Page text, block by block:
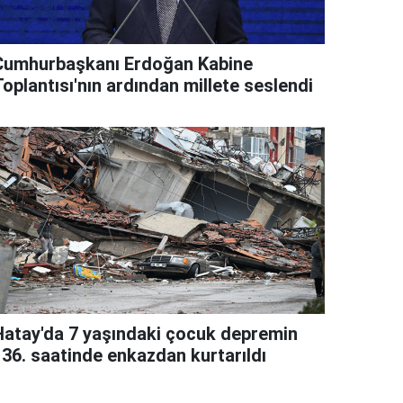
Erdoğan Kabine
ardından millete seslendi
7 yaşındaki çocuk depremin
saatinde enkazdan kurtarıldı